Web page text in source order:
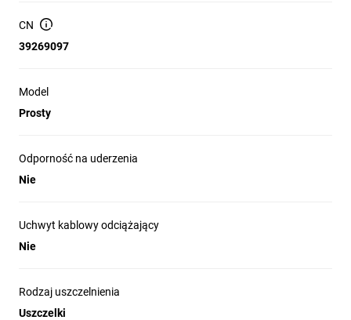
CN
39269097
Model
Prosty
Odporność na uderzenia
Nie
Uchwyt kablowy odciążający
Nie
Rodzaj uszczelnienia
Uszczelki